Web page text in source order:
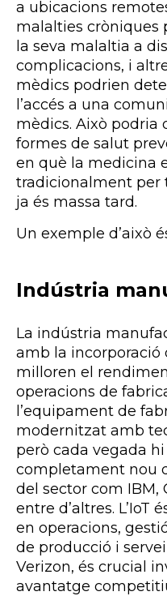
a ubicacions
malalties cròniques
la seva malaltia a
complicacions, i
mèdics podrien
l’accés a una
mèdics. Això podria
formes de salut
en què la medicina
tradicionalment per
ja és massa tard.
Un exemple d’això
Indústria
La indústria
amb la incorporació
milloren el
operacions de
l’equipament de
modernitzat amb
però cada vegada
completament nou
del sector com IBM,
entre d’altres. L’IoT
en operacions,
de producció i
Verizon, és crucial
avantatge